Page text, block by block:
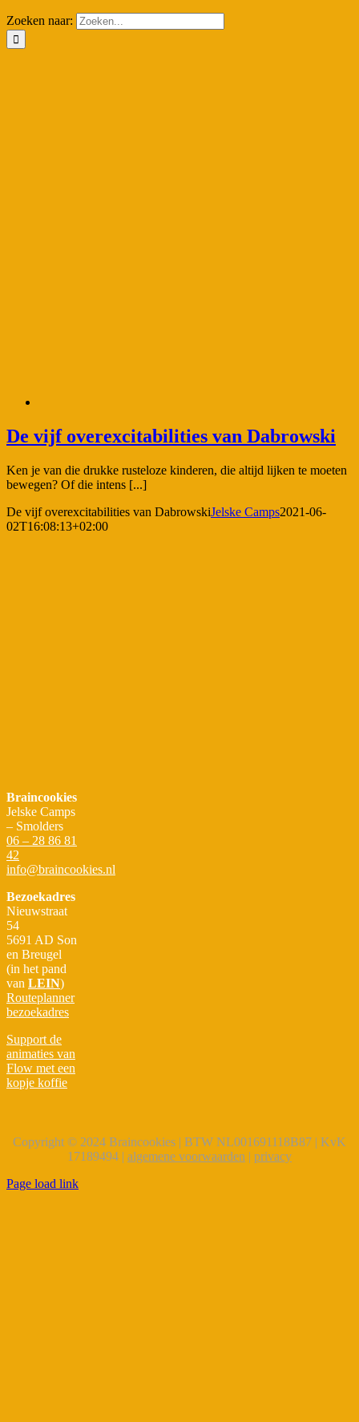
Zoeken naar:
De vijf overexcitabilities van Dabrowski
Ken je van die drukke rusteloze kinderen, die altijd lijken te moeten
bewegen? Of die intens [...]
De vijf overexcitabilities van DabrowskiJelske Camps2021-06-
02T16:08:13+02:00
Braincookies
Jelske Camps
– Smolders
06 – 28 86 81
42
info@braincookies.nl
Bezoekadres
Nieuwstraat
54
5691 AD Son
en Breugel
(in het pand
van LEIN)
Routeplanner
bezoekadres
Support de
animaties van
Flow met een
kopje koffie
Copyright © 2024 Braincookies | BTW NL001691118B87 | KvK
17189494 | algemene voorwaarden | privacy
Page load link